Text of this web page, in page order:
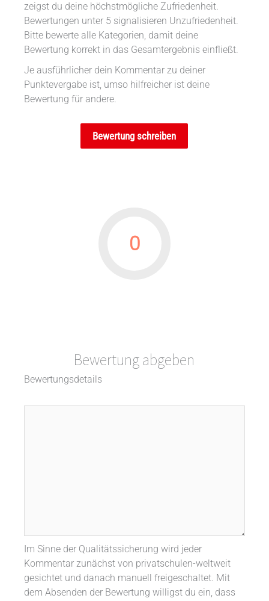
zeigst du deine höchstmögliche Zufriedenheit.
Bewertungen unter 5 signalisieren Unzufriedenheit.
Bitte bewerte alle Kategorien, damit deine
Bewertung korrekt in das Gesamtergebnis einfließt.
Je ausführlicher dein Kommentar zu deiner
Punktevergabe ist, umso hilfreicher ist deine
Bewertung für andere.
Bewertung schreiben
0
Bewertung abgeben
Bewertungsdetails
Im Sinne der Qualitätssicherung wird jeder
Kommentar zunächst von privatschulen-weltweit
gesichtet und danach manuell freigeschaltet. Mit
dem Absenden der Bewertung willigst du ein, dass